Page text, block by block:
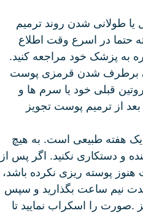
طولانی شدن روند ترمیم
حتما در اسرع وقت اطلاع
به پزشک خود مراجعه کنید.
برطرف شدن قرمزی پوست
قبلی خود یا سرم ها و
از ترمیم پوست تجویز
یک هفته طبیعی است. به هیچ
و دستکاری نکنید. اگر پس از
پوسته ریزی نکرده باشد،
نیم ساعت بگذارید و سپس
.صورت را اسکراب نمایید تا